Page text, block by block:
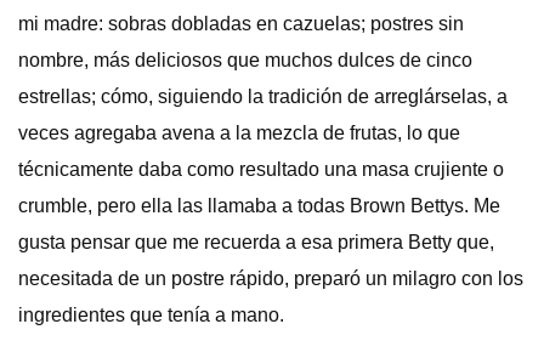
mi madre: sobras dobladas en cazuelas; postres sin
nombre, más deliciosos que muchos dulces de cinco
estrellas; cómo, siguiendo la tradición de arreglárselas, a
veces agregaba avena a la mezcla de frutas, lo que
técnicamente daba como resultado una masa crujiente o
crumble, pero ella las llamaba a todas Brown Bettys. Me
gusta pensar que me recuerda a esa primera Betty que,
necesitada de un postre rápido, preparó un milagro con los
ingredientes que tenía a mano.